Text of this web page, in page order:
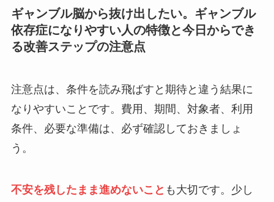
ギャンブル脳から抜け出したい。ギャンブル
依存症になりやすい人の特徴と今日からでき
る改善ステップの注意点
注意点は、条件を読み飛ばすと期待と違う結果に
なりやすいことです。費用、期間、対象者、利用
条件、必要な準備は、必ず確認しておきましょ
う。
不安を残したまま進めないこと も大切です。少し